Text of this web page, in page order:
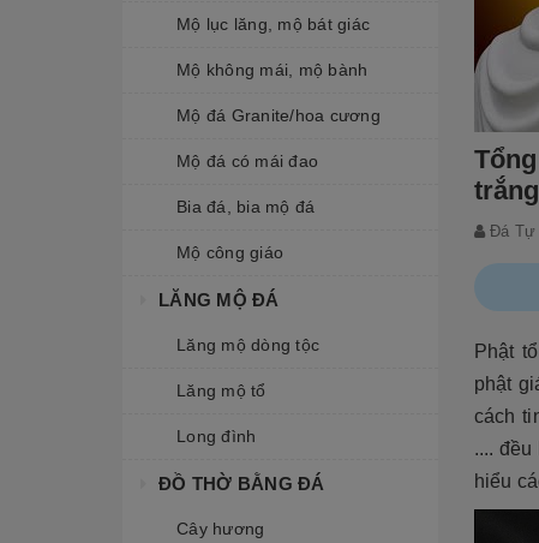
Mộ lục lăng, mộ bát giác
Mộ không mái, mộ bành
Mộ đá Granite/hoa cương
Mộ đá có mái đao
Bia đá, bia mộ đá
Mộ công giáo
LĂNG MỘ ĐÁ
Lăng mộ dòng tộc
Lăng mộ tổ
Long đình
ĐỒ THỜ BẰNG ĐÁ
Cây hương
Đá Tự
Phật
phật
cách
....
hiểu